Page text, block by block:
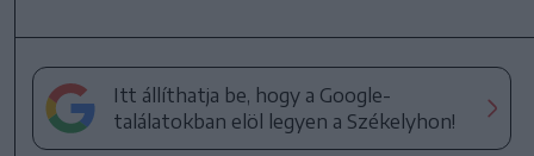
Itt állíthatja be, hogy a Google-
találatokban elöl legyen a Székelyhon!